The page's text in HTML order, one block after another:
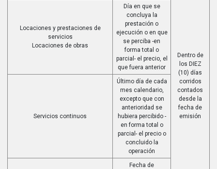
Dentro de
los DIEZ
(10) días
corridos
contados
desde la
fecha de
emisión
Locaciones y prestaciones de
servicios
Locaciones de obras
Día en que se
concluya la
prestación o
ejecución o en que
se perciba -en
forma total o
parcial- el precio, el
que fuera anterior
Servicios continuos
Último día de cada
mes calendario,
excepto que con
anterioridad se
hubiera percibido -
en forma total o
parcial- el precio o
concluido la
operación
Fecha de